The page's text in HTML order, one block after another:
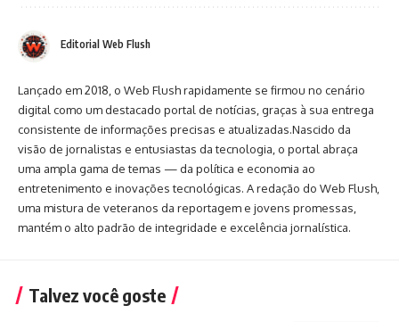
Editorial Web Flush
Lançado em 2018, o Web Flush rapidamente se firmou no cenário
digital como um destacado portal de notícias, graças à sua entrega
consistente de informações precisas e atualizadas.Nascido da
visão de jornalistas e entusiastas da tecnologia, o portal abraça
uma ampla gama de temas — da política e economia ao
entretenimento e inovações tecnológicas. A redação do Web Flush,
uma mistura de veteranos da reportagem e jovens promessas,
mantém o alto padrão de integridade e excelência jornalística.
Talvez você goste